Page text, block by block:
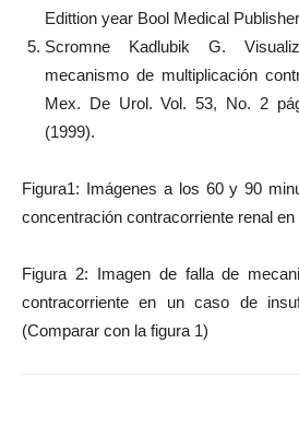
Edittion year Bool Medical
Scromne Kadlubik G.
mecanismo de multiplicación
Mex. De Urol. Vol. 53, No. 2
(1999).
Figura1: Imágenes a los 60 y 90
concentración contracorriente renal
Figura 2: Imagen de falla de
contracorriente en un caso de
(Comparar con la figura 1)